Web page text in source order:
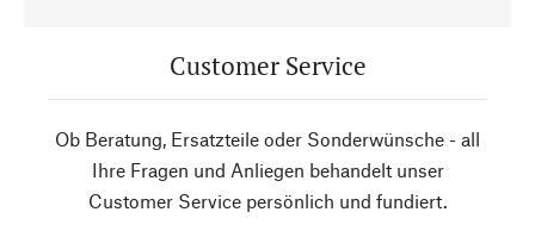
Customer Service
Ob Beratung, Ersatzteile oder Sonderwünsche - all
Ihre Fragen und Anliegen behandelt unser
Customer Service persönlich und fundiert.